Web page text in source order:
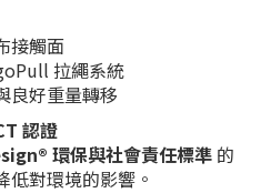
接觸面
拉繩系統
良好重量轉移
認證
環保與社會責任標準 的
低對環境的影響。